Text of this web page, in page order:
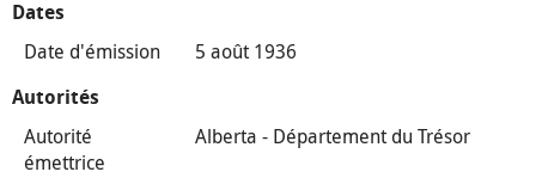
Dates
Date d'émission 5 août 1936
Autorités
Autorité
émettrice
Alberta - Département du Trésor